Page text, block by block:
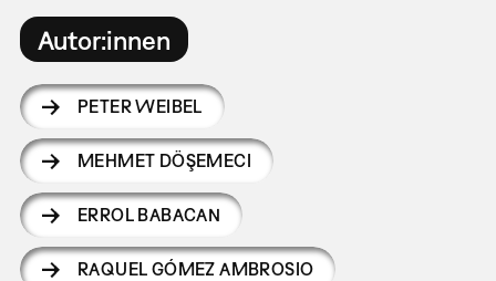
Autor:innen
PETER WEIBEL
MEHMET DÖŞEMECI
ERROL BABACAN
RAQUEL GÓMEZ AMBROSIO